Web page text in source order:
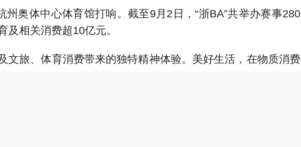
州奥体中心体育馆打响。截至9月2日，“浙BA”共举办赛事280
及相关消费超10亿元。
旅、体育消费带来的独特精神体验。 美好生活，在物质消费